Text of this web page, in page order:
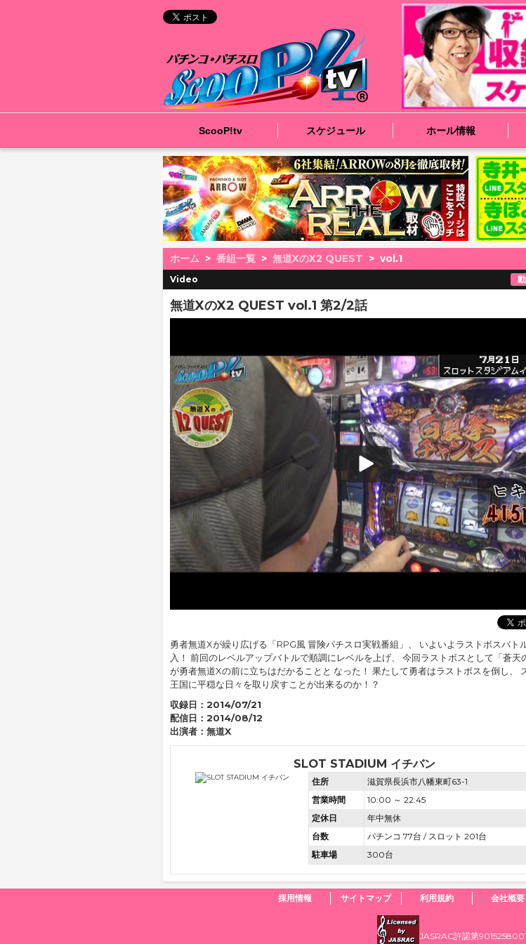
ScooP!tv スケジュール ホール情報
ホーム 番組一覧 無道XのX2 QUEST vol.1
Video
無道XのX2 QUEST vol.1 第2/2話
勇者無道Xが繰り広げる「RPG風 冒険パチスロ実戦番組」、 いよいよラストボスバト
入！ 前回のレベルアップバトルで順調にレベルを上げ、 今回ラストボスとして「蒼天
が勇者無道Xの前に立ちはだかることと なった！ 果たして勇者はラストボスを倒し、
王国に平穏な日々を取り戻すことが出来るのか！？
収録日： 2014/07/21
配信日： 2014/08/12
出演者： 無道X
SLOT STADIUM イチバン
住所
滋賀県長浜市八幡東町63-1
営業時間
10:00 ～ 22:45
定休日
年中無休
台数
パチンコ 77台 / スロット 201台
駐車場
300台
採用情報 サイトマップ 利用規約 会社概要
JASRAC許諾第